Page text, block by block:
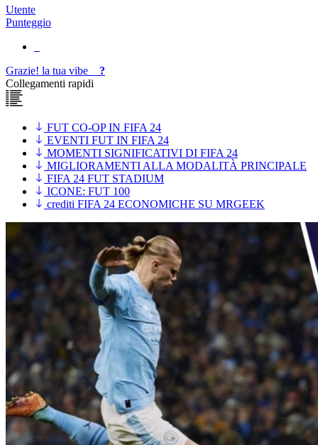
Utente
Punteggio
Grazie! la tua vibe
?
Collegamenti rapidi
FUT CO-OP IN FIFA 24
EVENTI FUT IN FIFA 24
MOMENTI SIGNIFICATIVI DI FIFA 24
MIGLIORAMENTI ALLA MODALITÀ PRINCIPALE
FIFA 24 FUT STADIUM
ICONE: FUT 100
crediti FIFA 24 ECONOMICHE SU MRGEEK